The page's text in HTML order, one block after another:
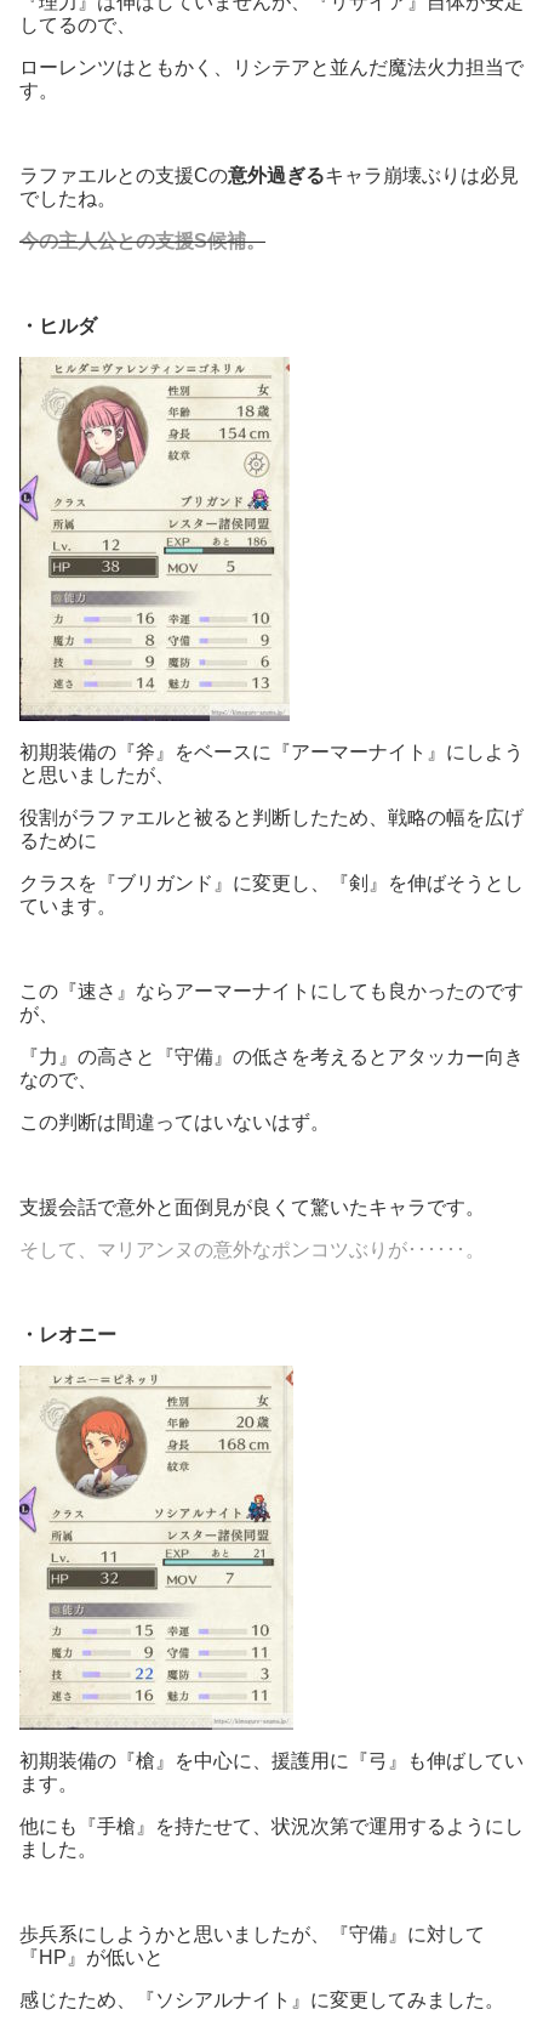
してるので、
ローレンツはともかく、リシテアと並んだ魔法火力担当で
す。
ラファエルとの支援Cの意外過ぎるキャラ崩壊ぶりは必見
でしたね。
今の主人公との支援S候補。
・ヒルダ
初期装備の『斧』をベースに『アーマーナイト』にしよう
と思いましたが、
役割がラファエルと被ると判断したため、戦略の幅を広げ
るために
クラスを『ブリガンド』に変更し、『剣』を伸ばそうとし
ています。
この『速さ』ならアーマーナイトにしても良かったのです
が、
『力』の高さと『守備』の低さを考えるとアタッカー向き
なので、
この判断は間違ってはいないはず。
支援会話で意外と面倒見が良くて驚いたキャラです。
そして、マリアンヌの意外なポンコツぶりが･･････。
・レオニー
初期装備の『槍』を中心に、援護用に『弓』も伸ばしてい
ます。
他にも『手槍』を持たせて、状況次第で運用するようにし
ました。
歩兵系にしようかと思いましたが、『守備』に対して
『HP』が低いと
感じたため、『ソシアルナイト』に変更してみました。